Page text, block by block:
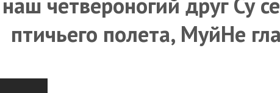
птичьего полета, МуйНе